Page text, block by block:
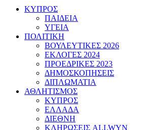
ΚΥΠΡΟΣ
ΠΑΙΔΕΙΑ
ΥΓΕΙΑ
ΠΟΛΙΤΙΚΗ
ΒΟΥΛΕΥΤΙΚΕΣ 2026
ΕΚΛΟΓΕΣ 2024
ΠΡΟΕΔΡΙΚΕΣ 2023
ΔΗΜΟΣΚΟΠΗΣΕΙΣ
ΔΙΠΛΩΜΑΤΙΑ
ΑΘΛΗΤΙΣΜΟΣ
ΚΥΠΡΟΣ
ΕΛΛΑΔΑ
ΔΙΕΘΝΗ
ΚΛΗΡΩΣΕΙΣ ALLWYN